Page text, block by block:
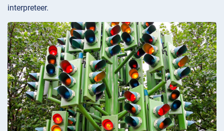
interpreteer.